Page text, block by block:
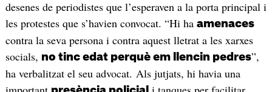
desenes de periodistes que l’esperaven a la porta principal i
les protestes que s’havien convocat. “Hi ha amenaces
contra la seva persona i contra aquest lletrat a les xarxes
socials, no tinc edat perquè em llencin pedres”,
ha verbalitzat el seu advocat. Als jutjats, hi havia una